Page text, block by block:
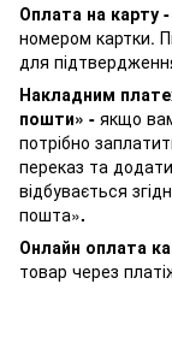
Оплата на карту -
номером картки.
для
Накладним
пошти» - якщо
потрібно
переказ та
відбувається
пошта».
Онлайн оплата
товар через